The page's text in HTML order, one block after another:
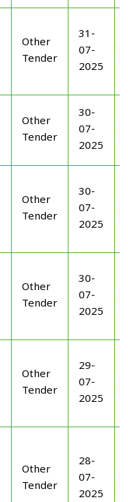
Other
Tender
31-
07-
2025
Other
Tender
30-
07-
2025
Other
Tender
30-
07-
2025
Other
Tender
30-
07-
2025
Other
Tender
29-
07-
2025
Other
Tender
28-
07-
2025